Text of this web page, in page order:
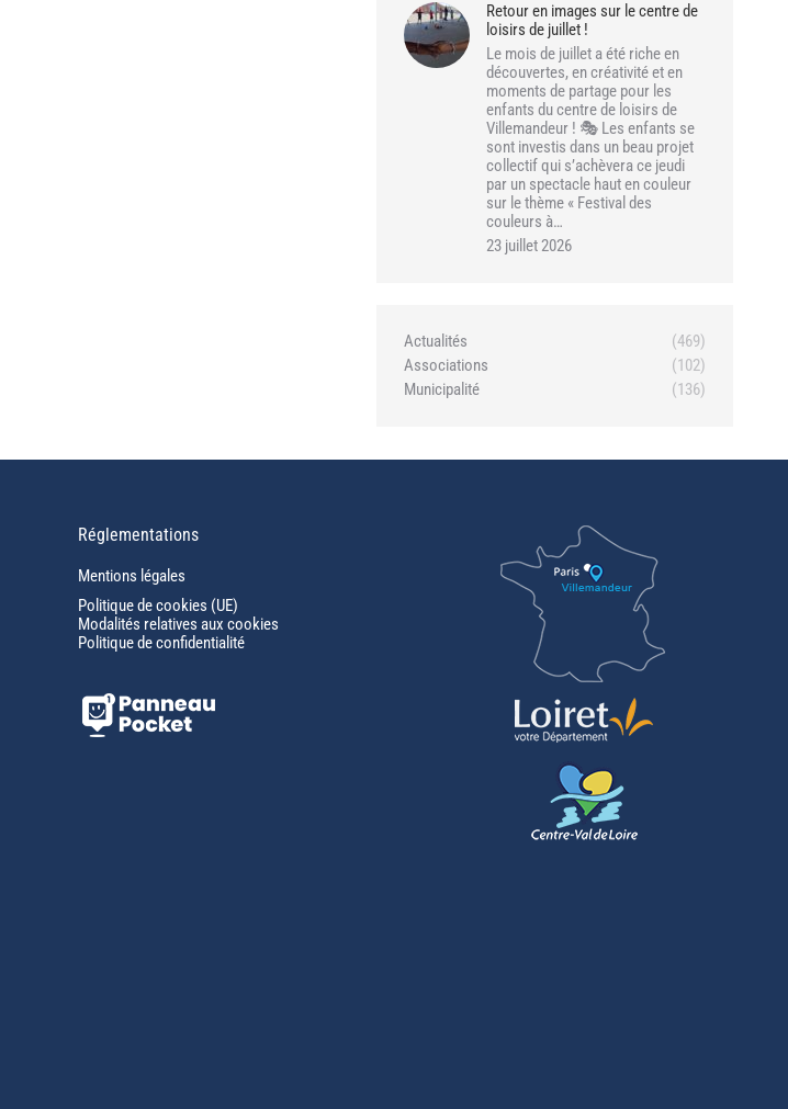
Retour en images sur le centre de
loisirs de juillet !
Le mois de juillet a été riche en
découvertes, en créativité et en
moments de partage pour les
enfants du centre de loisirs de
Villemandeur ! 🎭 Les enfants se
sont investis dans un beau projet
collectif qui s’achèvera ce jeudi
par un spectacle haut en couleur
sur le thème « Festival des
couleurs à…
23 juillet 2026
Actualités
(469)
Associations
(102)
Municipalité
(136)
Réglementations
Mentions légales
Politique de cookies (UE)
Modalités relatives aux cookies
Politique de confidentialité